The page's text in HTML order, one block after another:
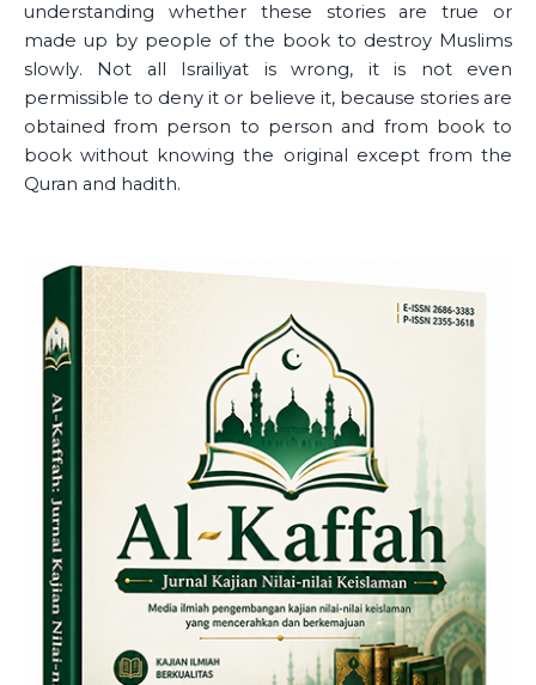
understanding whether these stories are true or
made up by people of the book to destroy Muslims
slowly. Not all Israiliyat is wrong, it is not even
permissible to deny it or believe it, because stories are
obtained from person to person and from book to
book without knowing the original except from the
Quran and hadith.